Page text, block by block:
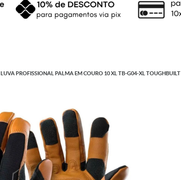
LUVA PROFISSIONAL PALMA EM COURO 10 XL TB-G04-XL TOUGHBUILT